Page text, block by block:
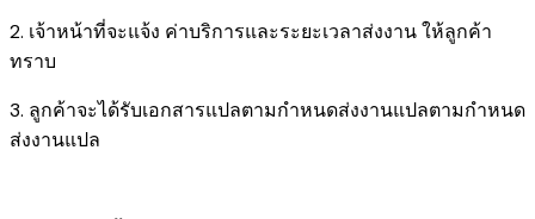
2. เจ้าหน้าที่จะแจ้ง ค่าบริการและระยะเวลาส่งงาน ให้ลูกค้า
ทราบ
3. ลูกค้าจะได้รับเอกสารแปลตามกำหนดส่งงานแปลตามกำหนด
ส่งงานแปล